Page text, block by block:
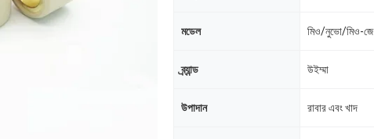
মডেল মিও/নুভো/মিও-জে
ব্র্যান্ড উইম্মা
উপাদান রাবার এবং খাদ